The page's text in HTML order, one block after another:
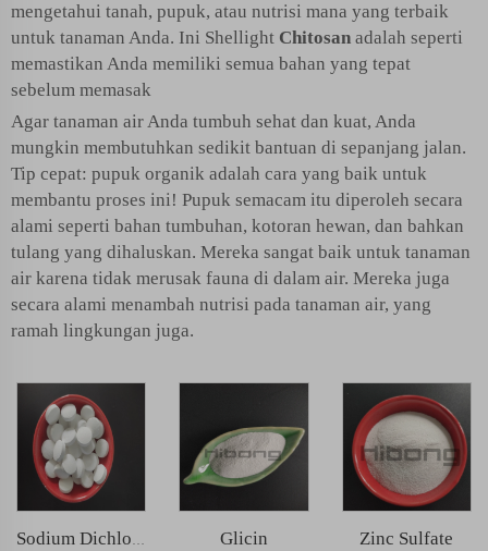
mengetahui tanah, pupuk, atau nutrisi mana yang terbaik
untuk tanaman Anda. Ini Shellight Chitosan adalah seperti
memastikan Anda memiliki semua bahan yang tepat
sebelum memasak
Agar tanaman air Anda tumbuh sehat dan kuat, Anda
mungkin membutuhkan sedikit bantuan di sepanjang jalan.
Tip cepat: pupuk organik adalah cara yang baik untuk
membantu proses ini! Pupuk semacam itu diperoleh secara
alami seperti bahan tumbuhan, kotoran hewan, dan bahkan
tulang yang dihaluskan. Mereka sangat baik untuk tanaman
air karena tidak merusak fauna di dalam air. Mereka juga
secara alami menambah nutrisi pada tanaman air, yang
ramah lingkungan juga.
Sodium Dichloroisocyanurat (SDIC) Glicin Zinc Sulfate